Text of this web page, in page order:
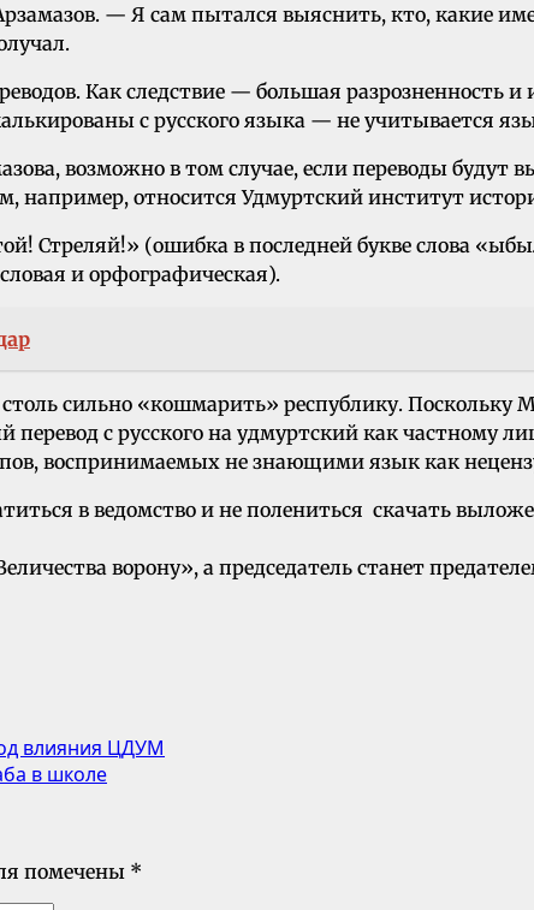
— Я сам пытался выяснить, кто, какие
Как следствие — большая разрозненность и
с русского языка — не учитывается
возможно в том случае, если переводы будут
например, относится Удмуртский институт
Стреляй!» (ошибка в последней букве слова
и орфографическая).
сильно «кошмарить» республику. Поскольку
с русского на удмуртский как частному
воспринимаемых не знающими язык как
в ведомство и не полениться скачать
ворону», а председатель станет
влияния ЦДУМ
в школе
помечены *